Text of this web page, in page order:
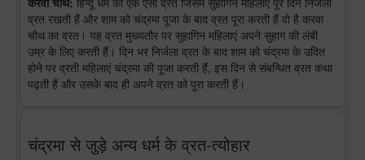
व्रत रखती हैं और शाम को चंद्रमा पूजा के बाद व्रत पूरा करती हैं वो है करवा
चौथ का व्रत। यह व्रत मुख्यतौर पर सुहागिन महिलाएं अपने सुहाग की लंबी
उम्र के लिए करती हैं। दिन भर निर्जला व्रत के बाद शाम को चंद्रमा के उदित
होने पर व्रती महिलाएं चंद्रमा की पूजा करती हैं, इस दिन से संबन्धित व्रत कथा
पढ़ती हैं और उसके बाद ही अपने व्रत को पूरा करती हैं।
चंद्रमा से जुड़े अन्य धर्म के व्रत-त्योहार